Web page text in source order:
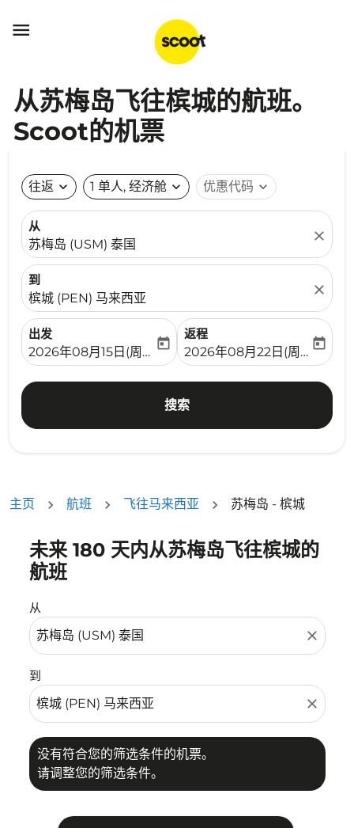

从苏梅岛飞往槟城的航班。
Scoot的机票
往返 expand_more 1 单人, 经济舱 expand_more 优惠代码 expand_more
从
苏梅岛 (USM) 泰国
close
到
槟城 (PEN) 马来西亚
close
出发
fc-booking-departure-date-aria-label
2026年08月15日(周六)
today
返程
fc-booking-return-date-
2026年08月22日(周六)
today
搜索
主页 航班 飞往马来西亚 苏梅岛 - 槟城
未来 180 天内从苏梅岛飞往槟城的
航班
从
close
到
close
没有符合您的筛选条件的机票。
请调整您的筛选条件。
没有符合您的筛选条件的机票。请调整您的筛选条件。